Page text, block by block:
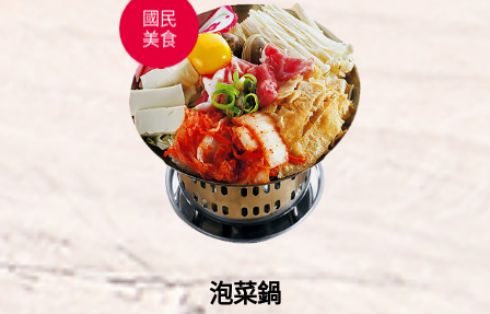
國民
美食
泡菜鍋